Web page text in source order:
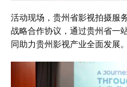
活动现场，贵州省影视拍摄服
战略合作协议，通过贵州省一
同助力贵州影视产业全面发展。